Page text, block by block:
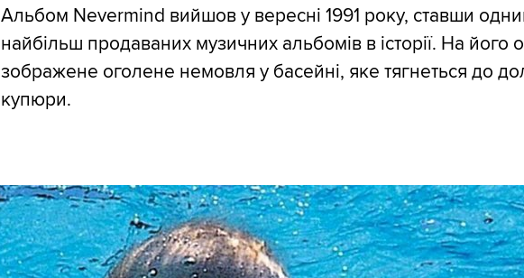
Альбом Nevermind вийшов у вересні 1991 року, ставши
найбільш продаваних музичних альбомів в історії. На його
зображене оголене немовля у басейні, яке тягнеться до
купюри.